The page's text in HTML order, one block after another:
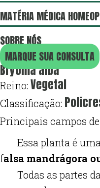
MATÉRIA MÉDICA
SOBRE NÓS
MARQUE SUA CONSULTA
Bryonia alba
Reino: Vegetal
Classificação:
Principais campos de
Essa planta é uma
falsa mandrágora
Todas as partes